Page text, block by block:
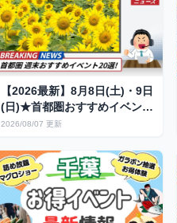
【2026最新】8月8日(土)・9日
(日)★首都圏おすすめイベント
20選！激熱花火から伝統の夏
2026/08/07 更新